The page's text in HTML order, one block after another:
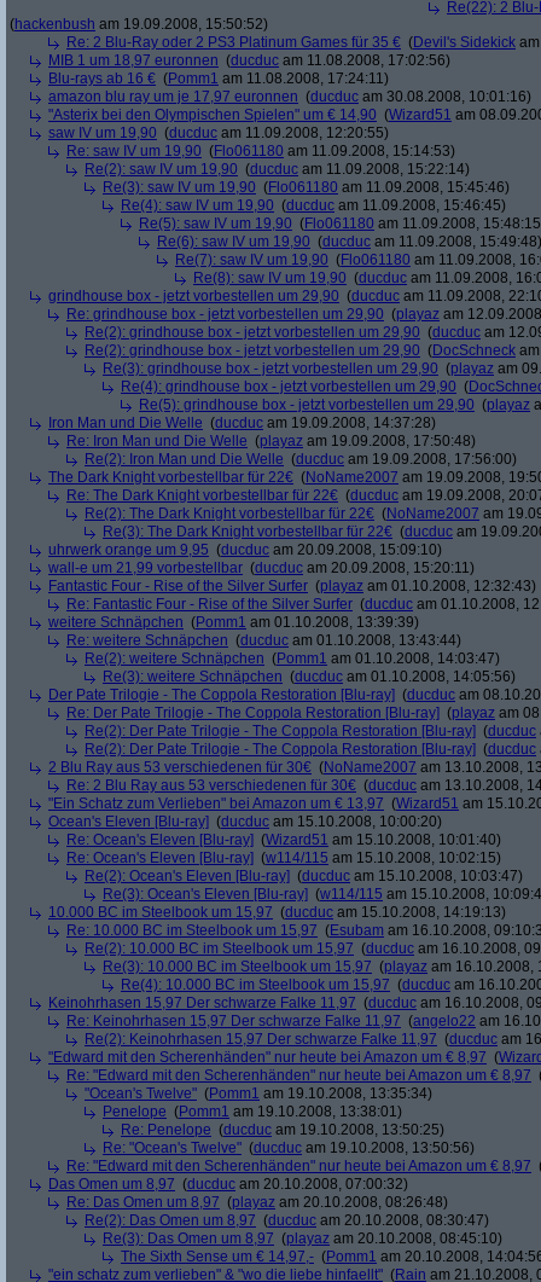
Re(22): 2
(hackenbush am 19.09.2008, 15:50:52)
Re: 2 Blu-Ray oder 2 PS3 Platinum Games für 35 € (Devil's Sidekick
MIB 1 um 18,97 euronnen (ducduc am 11.08.2008, 17:02:56)
Blu-rays ab 16 € (Pomm1 am 11.08.2008, 17:24:11)
amazon blu ray um je 17,97 euronnen (ducduc am 30.08.2008, 10:01:16)
"Asterix bei den Olympischen Spielen" um € 14,90 (Wizard51 am
saw IV um 19,90 (ducduc am 11.09.2008, 12:20:55)
Re: saw IV um 19,90 (Flo061180 am 11.09.2008, 15:14:53)
Re(2): saw IV um 19,90 (ducduc am 11.09.2008, 15:22:14)
Re(3): saw IV um 19,90 (Flo061180 am 11.09.2008, 15:45:46)
Re(4): saw IV um 19,90 (ducduc am 11.09.2008, 15:46:45)
Re(5): saw IV um 19,90 (Flo061180 am 11.09.2008,
Re(6): saw IV um 19,90 (ducduc am 11.09.2008, 15:49:48)
Re(7): saw IV um 19,90 (Flo061180 am 11.09.2008,
Re(8): saw IV um 19,90 (ducduc am 11.09.2008,
grindhouse box - jetzt vorbestellen um 29,90 (ducduc am 11.09.2008,
Re: grindhouse box - jetzt vorbestellen um 29,90 (playaz am
Re(2): grindhouse box - jetzt vorbestellen um 29,90 (ducduc am
Re(2): grindhouse box - jetzt vorbestellen um 29,90 (DocSchneck
Re(3): grindhouse box - jetzt vorbestellen um 29,90 (playaz am
Re(4): grindhouse box - jetzt vorbestellen um 29,90 (
Re(5): grindhouse box - jetzt vorbestellen um 29,90 (playaz
Iron Man und Die Welle (ducduc am 19.09.2008, 14:37:28)
Re: Iron Man und Die Welle (playaz am 19.09.2008, 17:50:48)
Re(2): Iron Man und Die Welle (ducduc am 19.09.2008, 17:56:00)
The Dark Knight vorbestellbar für 22€ (NoName2007 am 19.09.2008,
Re: The Dark Knight vorbestellbar für 22€ (ducduc am 19.09.2008,
Re(2): The Dark Knight vorbestellbar für 22€ (NoName2007 am
Re(3): The Dark Knight vorbestellbar für 22€ (ducduc am
uhrwerk orange um 9,95 (ducduc am 20.09.2008, 15:09:10)
wall-e um 21,99 vorbestellbar (ducduc am 20.09.2008, 15:20:11)
Fantastic Four - Rise of the Silver Surfer (playaz am 01.10.2008, 12:32:43)
Re: Fantastic Four - Rise of the Silver Surfer (ducduc am 01.10.2008,
weitere Schnäpchen (Pomm1 am 01.10.2008, 13:39:39)
Re: weitere Schnäpchen (ducduc am 01.10.2008, 13:43:44)
Re(2): weitere Schnäpchen (Pomm1 am 01.10.2008, 14:03:47)
Re(3): weitere Schnäpchen (ducduc am 01.10.2008, 14:05:56)
Der Pate Trilogie - The Coppola Restoration [Blu-ray] (ducduc am
Re: Der Pate Trilogie - The Coppola Restoration [Blu-ray] (playaz am
Re(2): Der Pate Trilogie - The Coppola Restoration [Blu-ray] (ducduc
Re(2): Der Pate Trilogie - The Coppola Restoration [Blu-ray] (ducduc
2 Blu Ray aus 53 verschiedenen für 30€ (NoName2007 am 13.10.2008,
Re: 2 Blu Ray aus 53 verschiedenen für 30€ (ducduc am 13.10.2008,
"Ein Schatz zum Verlieben" bei Amazon um € 13,97 (Wizard51 am
Ocean's Eleven [Blu-ray] (ducduc am 15.10.2008, 10:00:20)
Re: Ocean's Eleven [Blu-ray] (Wizard51 am 15.10.2008, 10:01:40)
Re: Ocean's Eleven [Blu-ray] (w114/115 am 15.10.2008, 10:02:15)
Re(2): Ocean's Eleven [Blu-ray] (ducduc am 15.10.2008, 10:03:47)
Re(3): Ocean's Eleven [Blu-ray] (w114/115 am 15.10.2008,
10.000 BC im Steelbook um 15,97 (ducduc am 15.10.2008, 14:19:13)
Re: 10.000 BC im Steelbook um 15,97 (Esubam am 16.10.2008,
Re(2): 10.000 BC im Steelbook um 15,97 (ducduc am 16.10.2008,
Re(3): 10.000 BC im Steelbook um 15,97 (playaz am 16.10.2008,
Re(4): 10.000 BC im Steelbook um 15,97 (ducduc am
Keinohrhasen 15,97 Der schwarze Falke 11,97 (ducduc am 16.10.2008,
Re: Keinohrhasen 15,97 Der schwarze Falke 11,97 (angelo22 am
Re(2): Keinohrhasen 15,97 Der schwarze Falke 11,97 (ducduc am
"Edward mit den Scherenhänden" nur heute bei Amazon um € 8,97 (
Re: "Edward mit den Scherenhänden" nur heute bei Amazon um € 8,97
"Ocean's Twelve" (Pomm1 am 19.10.2008, 13:35:34)
Penelope (Pomm1 am 19.10.2008, 13:38:01)
Re: Penelope (ducduc am 19.10.2008, 13:50:25)
Re: "Ocean's Twelve" (ducduc am 19.10.2008, 13:50:56)
Re: "Edward mit den Scherenhänden" nur heute bei Amazon um € 8,97
Das Omen um 8,97 (ducduc am 20.10.2008, 07:00:32)
Re: Das Omen um 8,97 (playaz am 20.10.2008, 08:26:48)
Re(2): Das Omen um 8,97 (ducduc am 20.10.2008, 08:30:47)
Re(3): Das Omen um 8,97 (playaz am 20.10.2008, 08:45:10)
The Sixth Sense um € 14,97,- (Pomm1 am 20.10.2008,
"ein schatz zum verlieben" & "wo die liebe hinfaellt" (Rain am 21.10.2008,